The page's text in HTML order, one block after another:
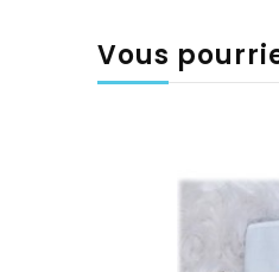
Vous